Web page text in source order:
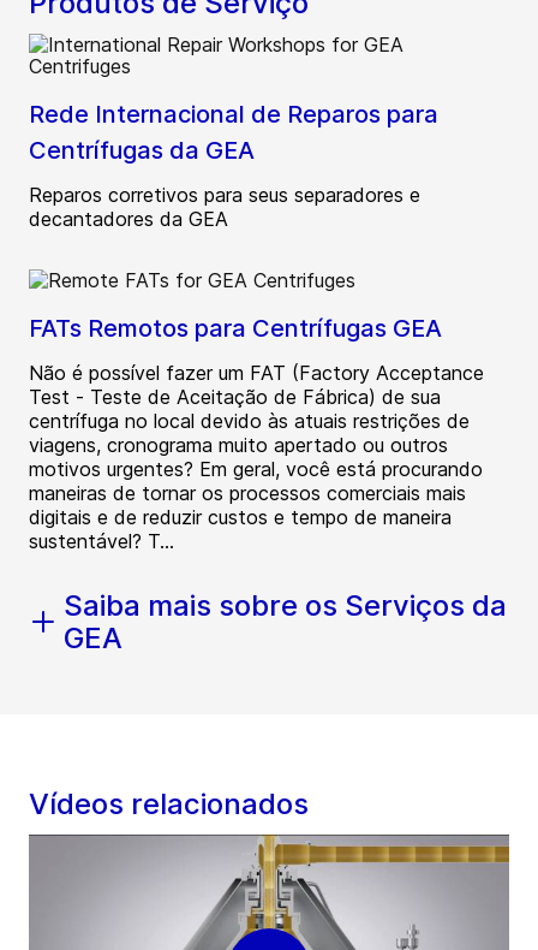
Rede Internacional de Reparos para
Centrífugas da GEA
Reparos corretivos para seus separadores e
decantadores da GEA
FATs Remotos para Centrífugas GEA
Não é possível fazer um FAT (Factory Acceptance
Test - Teste de Aceitação de Fábrica) de sua
centrífuga no local devido às atuais restrições de
viagens, cronograma muito apertado ou outros
motivos urgentes? Em geral, você está procurando
maneiras de tornar os processos comerciais mais
digitais e de reduzir custos e tempo de maneira
sustentável? T...
Saiba mais sobre os Serviços da
GEA
Vídeos relacionados